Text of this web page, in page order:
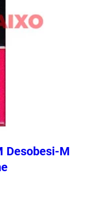
Desobesi-M